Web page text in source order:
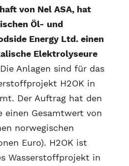
von Nel ASA, hat
Öl- und
Energy Ltd. einen
Elektrolyseure
Anlagen sind für das
H2OK in
Der Auftrag hat den
einen Gesamtwert von
norwegischen
Euro). H2OK ist
Wasserstoffprojekt in